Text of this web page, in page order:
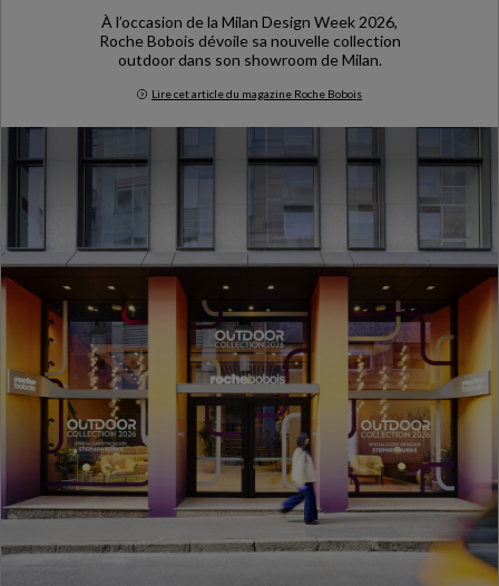
À l’occasion de la Milan Design Week 2026,
Roche Bobois dévoile sa nouvelle collection
outdoor dans son showroom de Milan.
Lire cet article du magazine Roche Bobois
Milan Design Week 2026